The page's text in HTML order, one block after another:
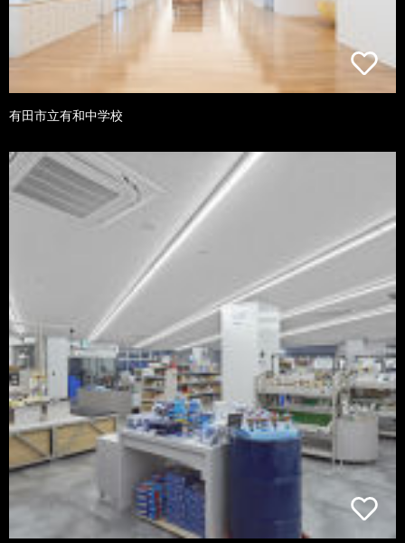
有田市立有和中学校